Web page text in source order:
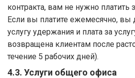
контракта, вам не нужно платить
Если вы платите ежемесячно, вы
услугу удержания и плата за
возвращена клиентам после
течение 5 рабочих дней).
4.3. Услуги общего офиса